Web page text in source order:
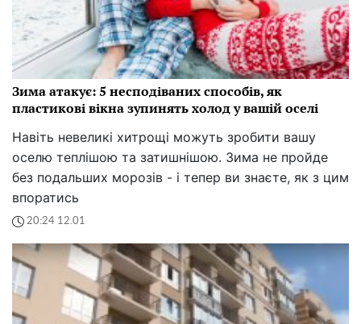
Зима атакує: 5 несподіваних способів, як
пластикові вікна зупинять холод у вашій оселі
Навіть невеликі хитрощі можуть зробити вашу
оселю теплішою та затишнішою. Зима не пройде
без подальших морозів - і тепер ви знаєте, як з цим
впоратись
20:24 12.01